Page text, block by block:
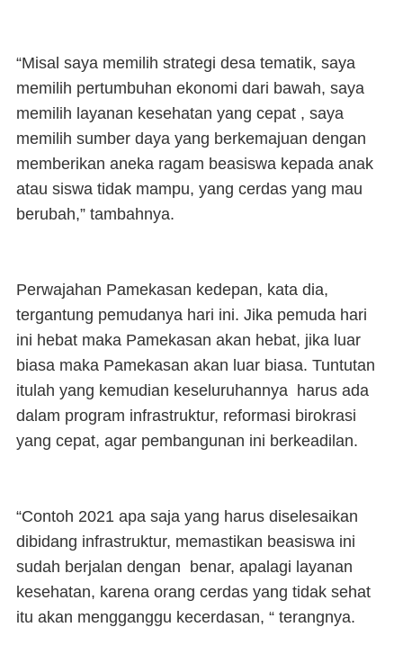
“Misal saya memilih strategi desa tematik, saya
memilih pertumbuhan ekonomi dari bawah, saya
memilih layanan kesehatan yang cepat , saya
memilih sumber daya yang berkemajuan dengan
memberikan aneka ragam beasiswa kepada anak
atau siswa tidak mampu, yang cerdas yang mau
berubah,” tambahnya.
Perwajahan Pamekasan kedepan, kata dia,
tergantung pemudanya hari ini. Jika pemuda hari
ini hebat maka Pamekasan akan hebat, jika luar
biasa maka Pamekasan akan luar biasa. Tuntutan
itulah yang kemudian keseluruhannya harus ada
dalam program infrastruktur, reformasi birokrasi
yang cepat, agar pembangunan ini berkeadilan.
“Contoh 2021 apa saja yang harus diselesaikan
dibidang infrastruktur, memastikan beasiswa ini
sudah berjalan dengan benar, apalagi layanan
kesehatan, karena orang cerdas yang tidak sehat
itu akan mengganggu kecerdasan, “ terangnya.